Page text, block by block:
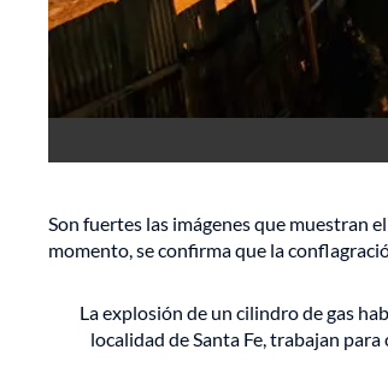
Son fuertes las imágenes que muestran el
momento, se confirma que la
La explosión de un cilindro de gas
localidad de Santa Fe, trabajan